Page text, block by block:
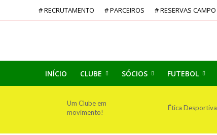
# RECRUTAMENTO # PARCEIROS # RESERVAS CAMPO
INÍCIO CLUBE SÓCIOS FUTEBOL
Um Clube em
movimento!
Ética Desportiva